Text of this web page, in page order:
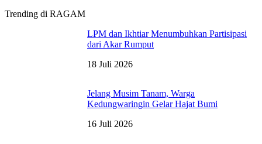
Trending di RAGAM
LPM dan Ikhtiar Menumbuhkan Partisipasi
dari Akar Rumput
18 Juli 2026
Jelang Musim Tanam, Warga
Kedungwaringin Gelar Hajat Bumi
16 Juli 2026